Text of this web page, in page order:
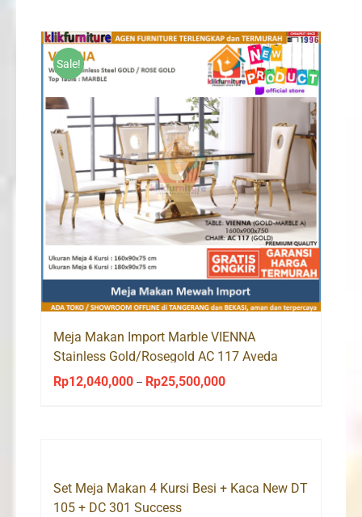
Sale!
Meja Makan Import Marble VIENNA
Stainless Gold/Rosegold AC 117 Aveda
Rp12,040,000 – Rp25,500,000Price
Set Meja Makan 4 Kursi Besi + Kaca New DT
105 + DC 301 Success